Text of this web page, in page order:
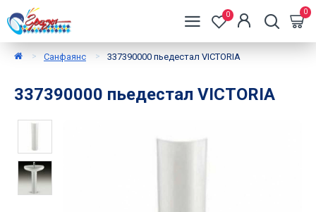
0 0
Санфаянс 337390000 пьедестал VICTORIA
337390000 пьедестал VICTORIA